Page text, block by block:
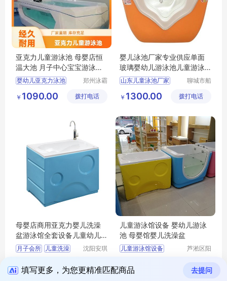
亚克力儿童游泳池 母婴店恒
温大池 月子中心宝宝游泳浴
盆 水疗浴缸
婴幼儿亚克力泳池
亚克力宝宝泳池
郑州泳霸
有限公司
￥ 1090.00 拨打电话
婴儿泳池厂家专业供应单面
玻璃婴幼儿游泳池儿童游泳
缸
山东儿童泳池厂家
儿童游泳单缸
聊城市船
乐设备有
￥ 1300.00 拨打电话
母婴店商用亚克力婴儿洗澡
盆游泳馆全套设备儿童幼儿
浴缸宝宝澡池
月子会所
儿童洗澡
沈阳安琪
有限公司
￥ 845.50
儿童游泳馆设备 婴幼儿游泳
池 母婴馆婴儿洗澡盆
儿童游泳馆设备
母婴馆婴儿洗澡盆
芦淞区阳
童游泳馆
￥ 652.00
填写更多，为您更精准匹配商品 去提问